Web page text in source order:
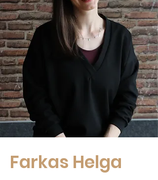
Farkas Helga